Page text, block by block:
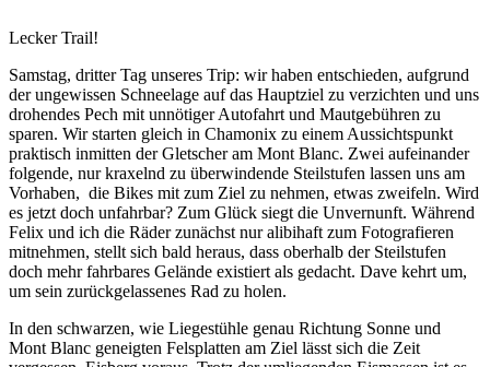
Lecker Trail!
Samstag, dritter Tag unseres Trip: wir haben entschieden, aufgrund
der ungewissen Schneelage auf das Hauptziel zu verzichten und uns
drohendes Pech mit unnötiger Autofahrt und Mautgebühren zu
sparen. Wir starten gleich in Chamonix zu einem Aussichtspunkt
praktisch inmitten der Gletscher am Mont Blanc. Zwei aufeinander
folgende, nur kraxelnd zu überwindende Steilstufen lassen uns am
Vorhaben, die Bikes mit zum Ziel zu nehmen, etwas zweifeln. Wird
es jetzt doch unfahrbar? Zum Glück siegt die Unvernunft. Während
Felix und ich die Räder zunächst nur alibihaft zum Fotografieren
mitnehmen, stellt sich bald heraus, dass oberhalb der Steilstufen
doch mehr fahrbares Gelände existiert als gedacht. Dave kehrt um,
um sein zurückgelassenes Rad zu holen.
In den schwarzen, wie Liegestühle genau Richtung Sonne und
Mont Blanc geneigten Felsplatten am Ziel lässt sich die Zeit